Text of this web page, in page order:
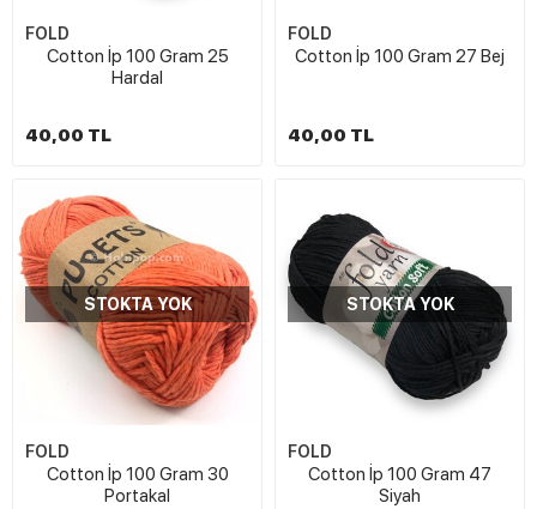
FOLD
Cotton İp 100 Gram 25
Hardal
40,00 TL
FOLD
Cotton İp 100 Gram 27 Bej
40,00 TL
STOKTA YOK
FOLD
Cotton İp 100 Gram 30
Portakal
STOKTA YOK
FOLD
Cotton İp 100 Gram 47
Siyah